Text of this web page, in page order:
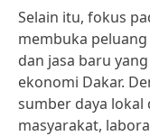
Selain itu, fokus
membuka
dan jasa baru
ekonomi Dakar.
sumber daya
masyarakat,